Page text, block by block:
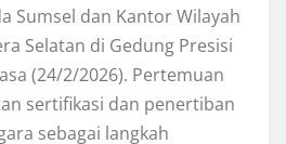
Sumsel dan Kantor Wilayah
Selatan di Gedung Presisi
(24/2/2026). Pertemuan
sertifikasi dan penertiban
sebagai langkah